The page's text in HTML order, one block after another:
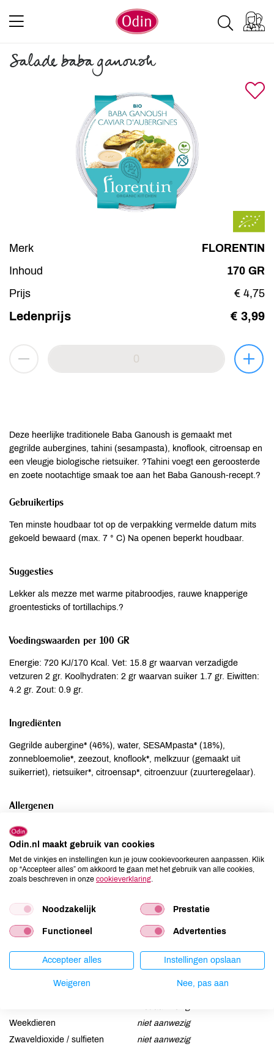
Salade baba ganoush
Merk
FLORENTIN
Inhoud
170 GR
Prijs
€ 4,75
Ledenprijs € 3,99
Deze heerlijke traditionele Baba Ganoush is gemaakt met
gegrilde aubergines, tahini (sesampasta), knoflook, citroensap en
een vleugje biologische rietsuiker. ?Tahini voegt een geroosterde
en zoete nootachtige smaak toe aan het Baba Ganoush-recept.?
Gebruikertips
Ten minste houdbaar tot op de verpakking vermelde datum mits
gekoeld bewaard (max. 7 ° C) Na openen beperkt houdbaar.
Suggesties
Lekker als mezze met warme pitabroodjes, rauwe knapperige
groentesticks of tortillachips.?
Voedingswaarden per 100 GR
Energie: 720 KJ/170 Kcal. Vet: 15.8 gr waarvan verzadigde
vetzuren 2 gr. Koolhydraten: 2 gr waarvan suiker 1.7 gr. Eiwitten:
4.2 gr. Zout: 0.9 gr.
Ingrediënten
Gegrilde aubergine* (46%), water, SESAMpasta* (18%),
zonnebloemolie*, zeezout, knoflook*, melkzuur (gemaakt uit
suikerriet), rietsuiker*, citroensap*, citroenzuur (zuurteregelaar).
Allergenen
Aardnoten
Ei
niet aanwezig
Gluten
niet aanwezig
Lactose
niet aanwezig
Mosterd
niet aanwezig
Noten
niet aanwezig
niet aanwezig
Weekdieren
niet aanwezig
Zwaveldioxide / sulfieten
niet aanwezig
Odin.nl maakt gebruik van cookies
Met de vinkjes en instellingen kun je jouw cookievoorkeuren aanpassen. Klik
op “Accepteer alles” om akkoord te gaan met het gebruik van alle cookies,
zoals beschreven in onze cookieverklaring.
Noodzakelijk Prestatie
Functioneel Advertenties
Accepteer alles Instellingen opslaan
Weigeren Nee, pas aan